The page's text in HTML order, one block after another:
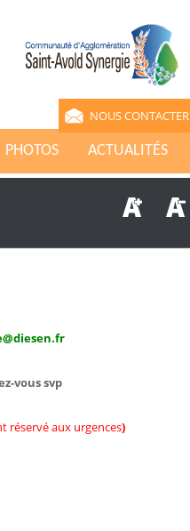
NOUS CONTACTER
PHOTOS ACTUALITÉS
vous svp
réservé aux urgences)